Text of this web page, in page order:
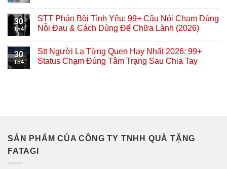
30
Th4
STT Phản Bội Tình Yêu: 99+ Câu Nói Chạm Đúng
Nỗi Đau & Cách Dùng Để Chữa Lành (2026)
30
Th4
Stt Người Lạ Từng Quen Hay Nhất 2026: 99+
Status Chạm Đúng Tâm Trạng Sau Chia Tay
SẢN PHẨM CỦA CÔNG TY TNHH QUÀ TẶNG
FATAGI